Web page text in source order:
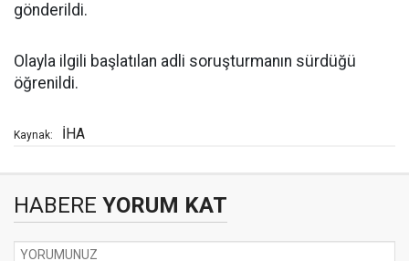
gönderildi.
Olayla ilgili başlatılan adli soruşturmanın sürdüğü
öğrenildi.
Kaynak: İHA
HABERE YORUM KAT